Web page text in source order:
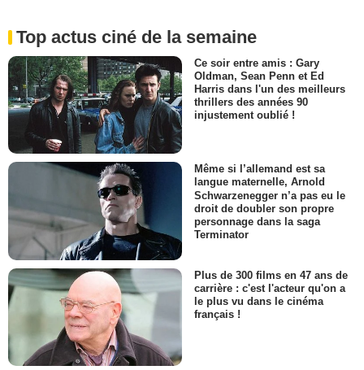
Top actus ciné de la semaine
Ce soir entre amis : Gary
Oldman, Sean Penn et Ed
Harris dans l'un des meilleurs
thrillers des années 90
injustement oublié !
Même si l’allemand est sa
langue maternelle, Arnold
Schwarzenegger n’a pas eu le
droit de doubler son propre
personnage dans la saga
Terminator
Plus de 300 films en 47 ans de
carrière : c'est l'acteur qu'on a
le plus vu dans le cinéma
français !